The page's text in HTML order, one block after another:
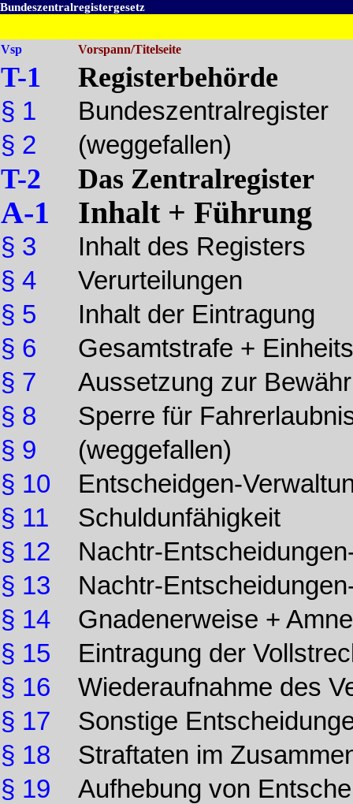
Bundeszentralregistergesetz
Vsp Vorspann/Titelseite
T-1
§ 1
§ 2
T-2
A-1
§ 3
§ 4
§ 5
§ 6
§ 7
§ 8
§ 9
§ 10
§ 11
§ 12
§ 13
§ 14
§ 15
§ 16
§ 17
§ 18
§ 19
Registerbehörde
Bundeszentralregister
(weggefallen)
Das Zentralregister
Inhalt + Führung
Inhalt des Registers
Verurteilungen
Inhalt der Eintragung
Gesamtstrafe +
Aussetzung zur
Sperre für
(weggefallen)
Entscheidgen-
Schuldunfähigkeit
Nachtr-
Nachtr-
Gnadenerweise +
Eintragung der
Wiederaufnahme des
Sonstige
Straftaten im
Aufhebung von